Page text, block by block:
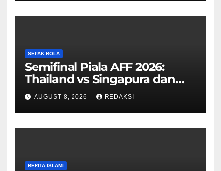
SEPAK BOLA
Semifinal Piala AFF 2026:
Thailand vs Singapura dan
Vietnam vs Malaysia
AUGUST 8, 2026 REDAKSI
BERITA ISLAMI